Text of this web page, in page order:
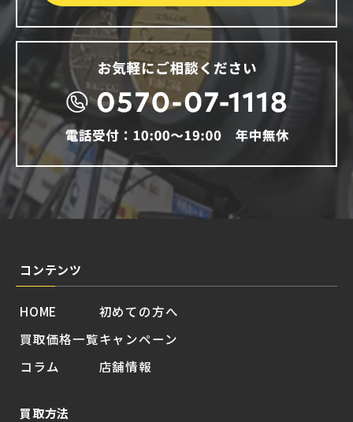
コンテンツ
HOME
買取価格一覧
コラム
初めての方へ
キャンペーン
店舗情報
買取方法